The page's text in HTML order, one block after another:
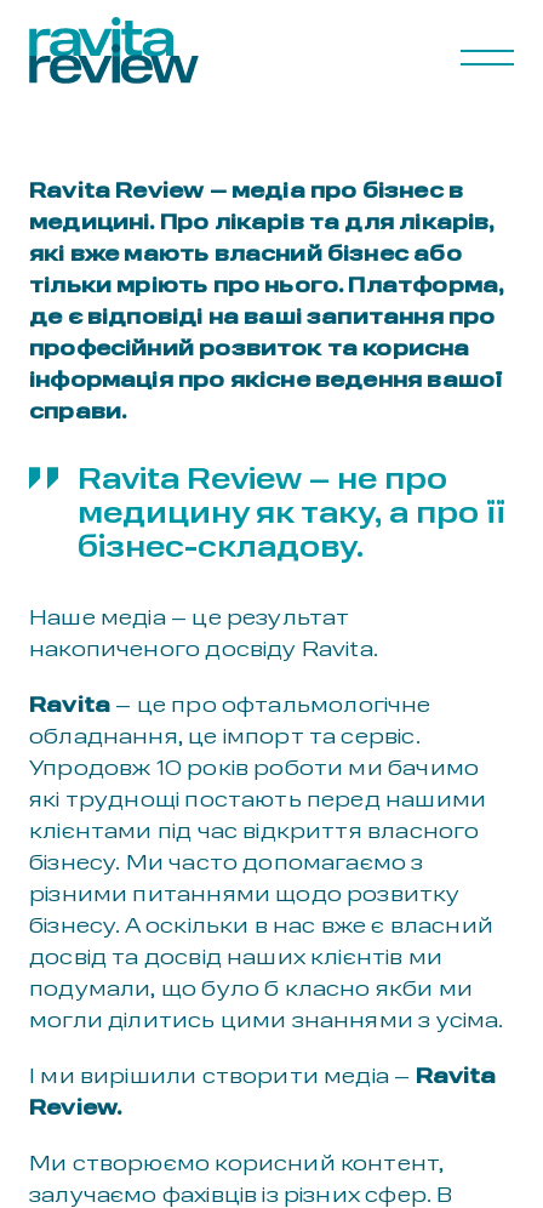
Ravita Review – медіа про бізнес в
медицині. Про лікарів та для лікарів,
які вже мають власний бізнес або
тільки мріють про нього. Платформа,
де є відповіді на ваші запитання про
професійний розвиток та корисна
інформація про якісне ведення вашої
справи.
Ravita Review – не про
медицину як таку, а про її
бізнес-складову.
Наше медіа – це результат
накопиченого досвіду Ravita.
Ravita – це про офтальмологічне
обладнання, це імпорт та сервіс.
Упродовж 10 років роботи ми бачимо
які труднощі постають перед нашими
клієнтами під час відкриття власного
бізнесу. Ми часто допомагаємо з
різними питаннями щодо розвитку
бізнесу. А оскільки в нас вже є власний
досвід та досвід наших клієнтів ми
подумали, що було б класно якби ми
могли ділитись цими знаннями з усіма.
І ми вирішили створити медіа – Ravita
Review.
Ми створюємо корисний контент,
залучаємо фахівців із різних сфер. В